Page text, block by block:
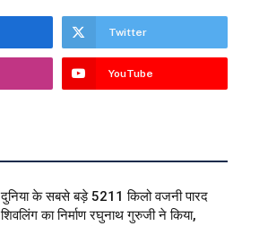
Twitter
YouTube
दुनिया के सबसे बड़े 5211 किलो वजनी पारद
शिवलिंग का निर्माण रघुनाथ गुरुजी ने किया,